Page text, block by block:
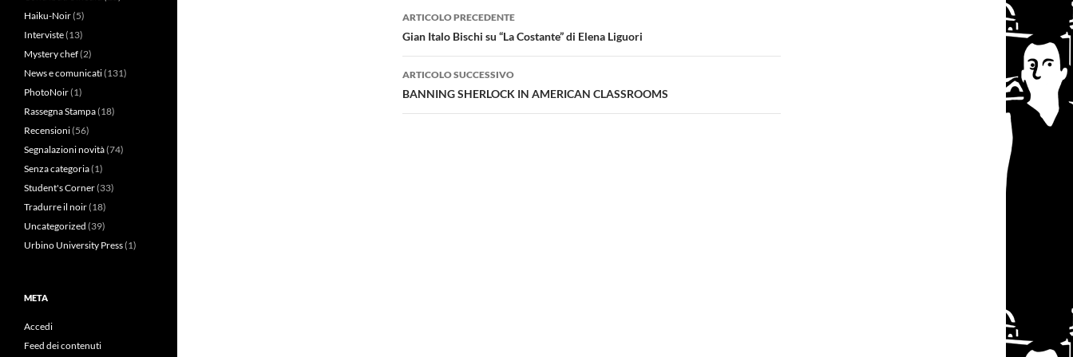
Navigazione
articolo
ARTICOLO PRECEDENTE
Gian Italo Bischi su “La Costante” di Elena Liguori
ARTICOLO SUCCESSIVO
BANNING SHERLOCK IN AMERICAN CLASSROOMS
Haiku-Noir(5)
Interviste(13)
Mystery chef(2)
News e comunicati(131)
PhotoNoir(1)
Rassegna Stampa(18)
Recensioni(56)
Segnalazioni novità(74)
Senza categoria(1)
Student's Corner(33)
Tradurre il noir(18)
Uncategorized (39)
Urbino University Press(1)
META
Accedi
Feed dei contenuti